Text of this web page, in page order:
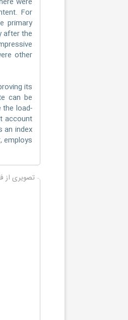
For
primary
after the
other
its
can be
load-
account
an index
employs
تصویری از